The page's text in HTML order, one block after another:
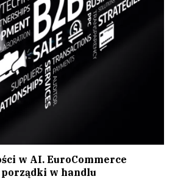
w AI. EuroCommerce
w handlu